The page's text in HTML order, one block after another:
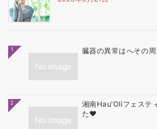
1 臓器の異常はへその
2
湘南Hau'Oliフェステ
た❤